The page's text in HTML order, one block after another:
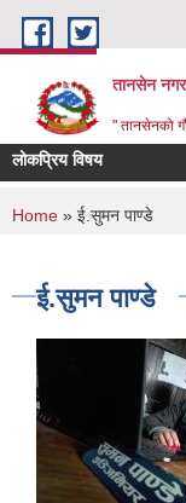
Skip to main content
तानसेन
" तानसेनको
लोकप्रिय विषय
You are
Home » ई.सुमन पाण्डे
ई.सुमन पाण्डे